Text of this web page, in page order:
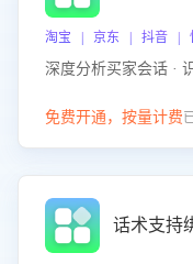
淘宝 | 京东 | 抖音 |
深度分析买家会话 ·
免费开通，按量计费
话术支持